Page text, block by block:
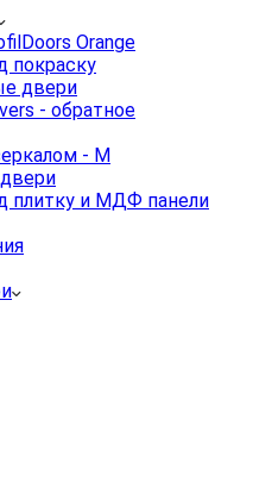
Orange
покраску
двери
- обратное
- M
плитку и МДФ панели